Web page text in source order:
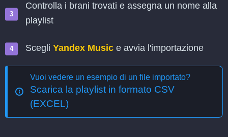
Controlla i brani trovati e assegna un nome alla
playlist
Scegli Yandex Music e avvia l'importazione
Vuoi vedere un esempio di un file importato?
Scarica la playlist in formato CSV
(EXCEL)